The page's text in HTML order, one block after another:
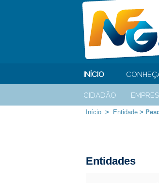
INÍCIO
CIDADÃO
Início > Entidade >
Entidades